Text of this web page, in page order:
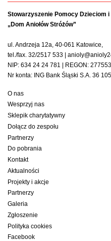
Stowarzyszenie Pomocy Dzieciom i
„Dom Aniołów Stróżów”
ul. Andrzeja 12a, 40-061 Katowice,
tel./fax. 32/2517 533 |
NIP: 634 24 24 781 | REGON:
Nr konta: ING Bank Śląski S.A. 36
O nas
Wesprzyj nas
Sklepik charytatywny
Dołącz do zespołu
Partnerzy
Do pobrania
Kontakt
Aktualności
Projekty i akcje
Partnerzy
Galeria
Zgłoszenie
Polityka cookies
Facebook